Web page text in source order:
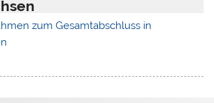
zum Gesamtabschluss in